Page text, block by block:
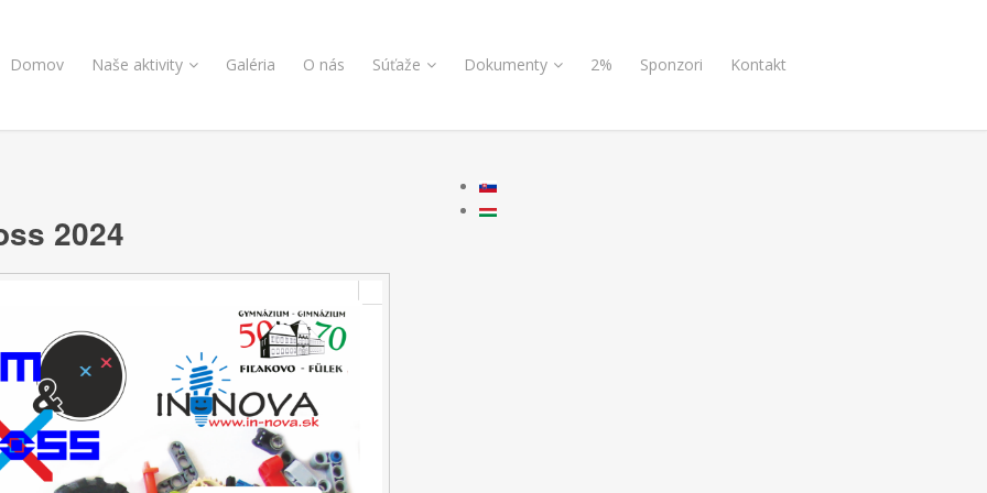
Domov Naše aktivity Galéria O nás Súťaže Dokumenty 2% Sponzori Kontakt
2024